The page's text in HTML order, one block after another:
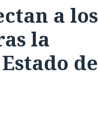
a los
la
de